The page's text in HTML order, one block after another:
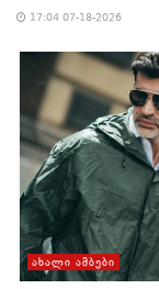
17:04 07-18-2026
ᲐᲮᲐᲚᲘ ᲐᲛᲑᲔᲑᲘ